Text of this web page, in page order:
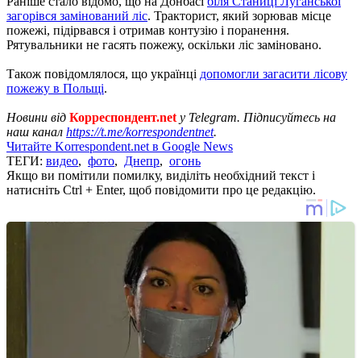
загорівся замінований ліс. Тракторист, який зорював місце
пожежі, підірвався і отримав контузію і поранення.
Рятувальники не гасять пожежу, оскільки ліс заміновано.
Також повідомлялося, що українці допомогли загасити лісову
пожежу в Польщі.
Новини від Корреспондент.net у Telegram. Підписуйтесь на
наш канал https://t.me/korrespondentnet.
Читайте Korrespondent.net в Google News
ТЕГИ: видео, фото, Днепр, огонь
Якщо ви помітили помилку, виділіть необхідний текст і
натисніть Ctrl + Enter, щоб повідомити про це редакцію.